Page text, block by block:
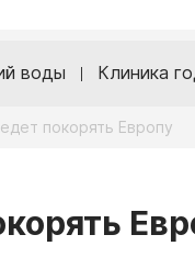
воды Клиника
покорять Европу